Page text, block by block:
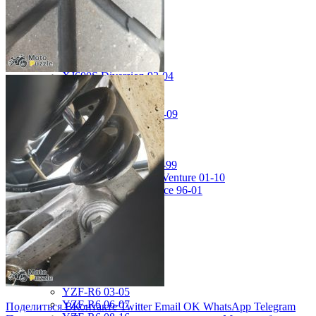
MT-01 05-09
MT-09 14-17
TDM850 96-01
TRX850 95-00
VMX12 V-max 88-07
XJ600S Diversion 92-04
XJR1200 94-98
XJR400 97-06
XV1700 Road Star 04-09
XV1900 Raider 08-17
XV400 Virago 87-94
XV750 Virago 85-87
XVS400 Drag Star 96-99
XVZ1300 Royal Star Venture 01-10
YZF-1000R Thunderace 96-01
YZF-R1 00-01
YZF-R1 02-03
YZF-R1 04-06
YZF-R1 07-08
YZF-R6 03-05
YZF-R6 06-07
Поделиться ВКонтакте Twitter Email OK WhatsApp Telegram